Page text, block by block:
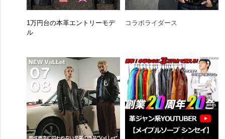
1万円台の本革エントリーモデ
ル
コラボライダース